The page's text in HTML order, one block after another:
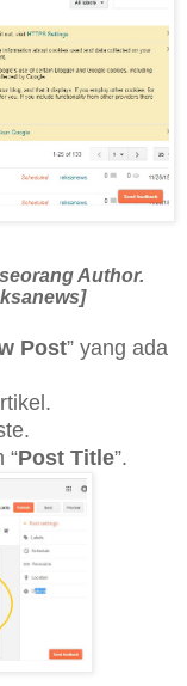
Author.
Post” yang ada
“Post Title”.